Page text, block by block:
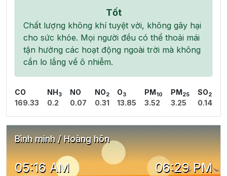
Tốt
Chất lượng không khí tuyệt vời, không gây hại
cho sức khỏe. Mọi người đều có thể thoải mái
tận hưởng các hoạt động ngoài trời mà không
cần lo lắng về ô nhiễm.
CO
169.33
NH 3
0.2
NO
0.07
NO2
0.31
O3
13.85
PM 10
3.52
PM 25
3.25
SO2
0.14
Bình minh / Hoàng hôn
05:16 AM 06:29 PM